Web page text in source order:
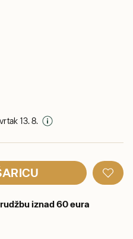
13. 8.
iznad 60 eura